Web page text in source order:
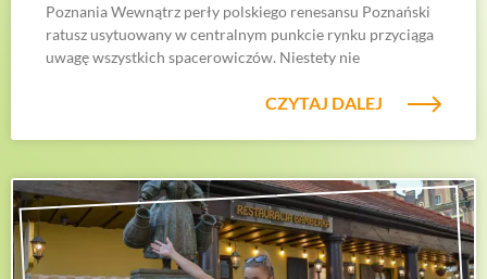
Poznania Wewnątrz perły polskiego renesansu Poznański
ratusz usytuowany w centralnym punkcie rynku przyciąga
uwagę wszystkich spacerowiczów. Niestety nie
CZYTAJ DALEJ